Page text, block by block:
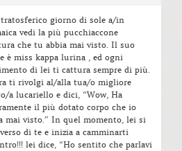
giorno di sole a/in
vedi la più pucchiaccone
che tu abbia mai visto. Il suo
è miss kappa lurina , ed ogni
di lei ti cattura sempre di più.
ti rivolgi al/alla tua/o migliore
a lucariello e dici, “Wow, Ha
il più dotato corpo che io
mai visto.” In quel momento, lei si
di te e inizia a camminarti
lei dice, “Ho sentito che parlavi